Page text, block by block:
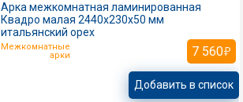
Арка межкомнатная ламинированная
Квадро малая 2440х230х50 мм
итальянский орех
Межкомнатные
арки
7 560
Добавить в список